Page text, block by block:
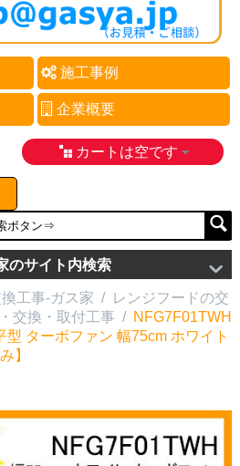
施工事例
企業概要
カートは空です
のサイト内検索
工事-ガス家 / レンジフードの交
交換・取付工事 / NFG7F01TWH
型 ターボファン 幅75cm ホワイト
】